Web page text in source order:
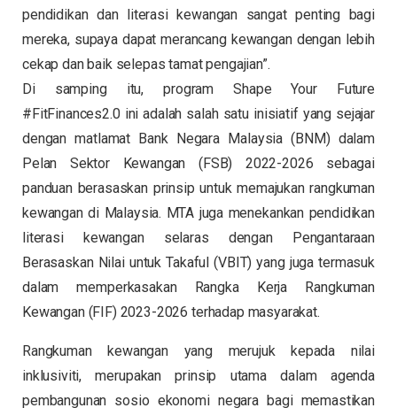
pendidikan dan literasi kewangan sangat penting bagi
mereka, supaya dapat merancang kewangan dengan lebih
cekap dan baik selepas tamat pengajian”.
Di samping itu, program Shape Your Future
#FitFinances2.0 ini adalah salah satu inisiatif yang sejajar
dengan matlamat Bank Negara Malaysia (BNM) dalam
Pelan Sektor Kewangan (FSB) 2022-2026 sebagai
panduan berasaskan prinsip untuk memajukan rangkuman
kewangan di Malaysia. MTA juga menekankan pendidikan
literasi kewangan selaras dengan Pengantaraan
Berasaskan Nilai untuk Takaful (VBIT) yang juga termasuk
dalam memperkasakan Rangka Kerja Rangkuman
Kewangan (FIF) 2023-2026 terhadap masyarakat.
Rangkuman kewangan yang merujuk kepada nilai
inklusiviti, merupakan prinsip utama dalam agenda
pembangunan sosio ekonomi negara bagi memastikan